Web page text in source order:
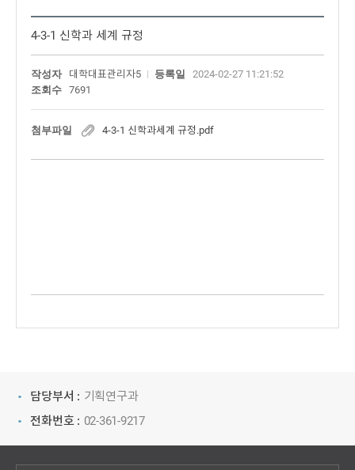
4-3-1 신학과 세계 규정
작성자 대학대표관리자5 등록일
2024-02-27 11:21:52
조회수
7691
첨부파일 4-3-1 신학과세계 규정.pdf
담당부서 : 기획연구과
전화번호 : 02-361-9217